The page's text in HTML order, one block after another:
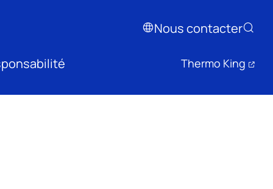
Nous contacter
Thermo King